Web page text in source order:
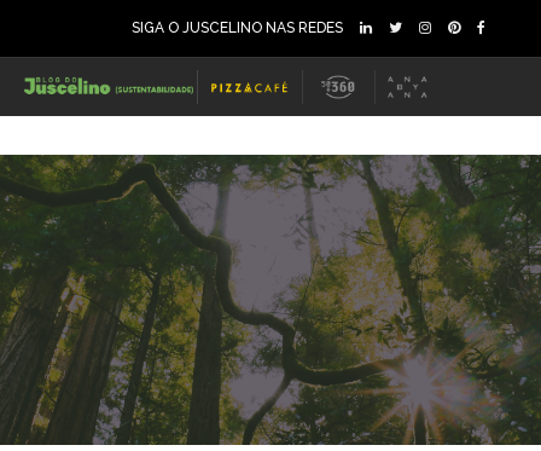
SIGA O JUSCELINO NAS REDES